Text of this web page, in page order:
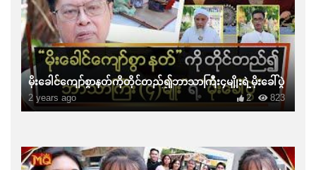
မိုးခေါင်ကျော်စွာနတ်ကိုတိုင်တည်၍ဘာသာကြီး၄မျိုးရဲ့မိုးခေါ်ပွဲ
2 years ago 823
2